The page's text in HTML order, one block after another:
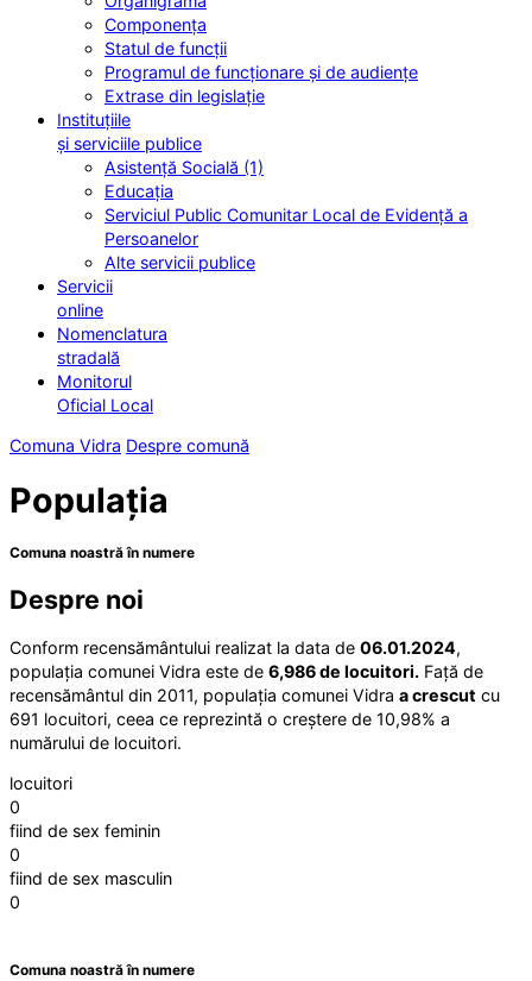
Componența
Statul de funcții
Programul de funcționare și de audiențe
Extrase din legislație
Instituțiile
și serviciile publice
Asistență Socială (1)
Educația
Serviciul Public Comunitar Local de Evidență a
Persoanelor
Alte servicii publice
Servicii
online
Nomenclatura
stradală
Monitorul
Oficial Local
Comuna Vidra Despre comună
Populația
Comuna noastră în numere
Despre noi
Conform recensământului realizat la data de 06.01.2024,
populația comunei Vidra este de 6,986 de locuitori. Față de
recensământul din 2011, populația comunei Vidra a crescut cu
691 locuitori, ceea ce reprezintă o creștere de 10,98% a
numărului de locuitori.
locuitori
0
fiind de sex feminin
0
fiind de sex masculin
0
Comuna noastră în numere